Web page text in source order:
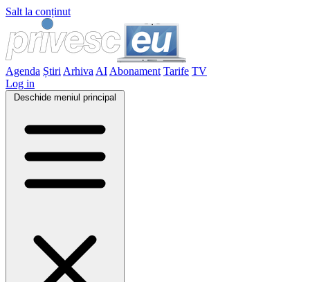
Salt la conținut
Agenda Știri Arhiva AI Abonament Tarife TV
Log in
Deschide meniul principal